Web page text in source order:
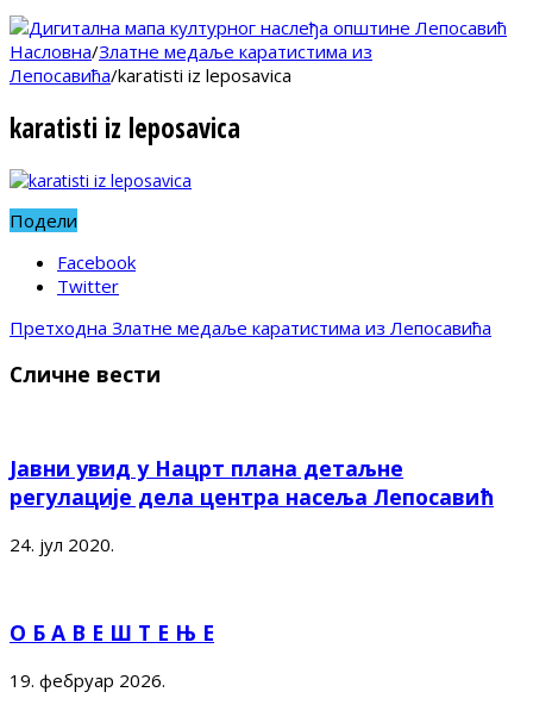
Насловна/Златне медаље каратистима из
Лепосавића/karatisti iz leposavica
karatisti iz leposavica
Подели
Facebook
Twitter
Претходна Златне медаље каратистима из Лепосавића
Сличне вести
Јавни увид у Нацрт плана детаљне
регулације дела центра насеља Лепосавић
24. јул 2020.
О Б А В Е Ш Т Е Њ Е
19. фебруар 2026.